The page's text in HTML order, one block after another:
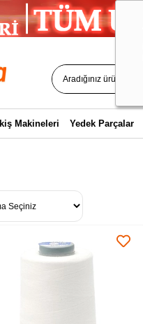
Makineleri Yedek Parçalar